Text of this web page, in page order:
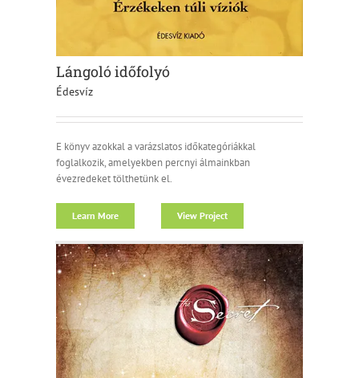
Lángoló időfolyó
Édesvíz
E könyv azokkal a varázslatos időkategóriákkal
foglalkozik, amelyekben percnyi álmainkban
évezredeket tölthetünk el.
Learn More View Project